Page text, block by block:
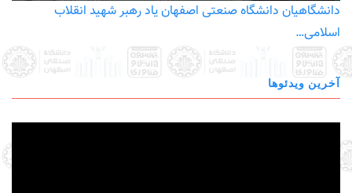
دانشگاهیان دانشگاه صنعتی اصفهان یاد رهبر شهید انقلاب
اسلامی…
آخرین ویدئوها